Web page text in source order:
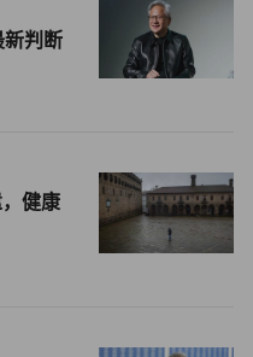
迹继续呈火箭式的上升。
后担任过以下头衔：2007
执行委员会成员，2012年
还加入了高盛全球董事
新判断
健康